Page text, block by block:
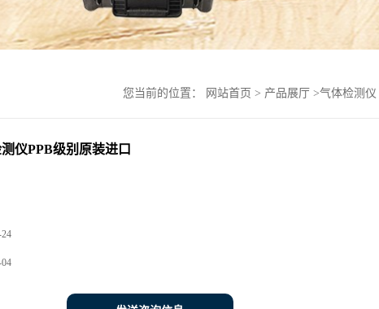
您当前的位置： 网站首页 > 产品展厅 >气体检测仪
仪PPB级别原装进口